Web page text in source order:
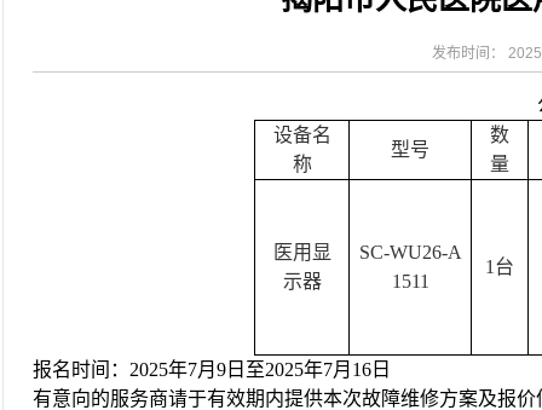
2026-07-31 以学术聚合力 | 运动健康分论坛助
发布时间：
设备名
称
型号
数
量
医用显
示器
SC-WU26-A
1511
1台
报名时间： 2025年7月9日至2025年7月 16 日
有意向的服务商请于有效期内提供本次故障维修方案及报价